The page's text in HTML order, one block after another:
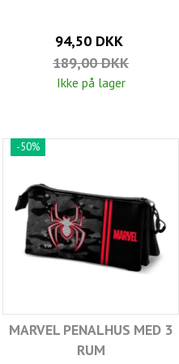
94,50 DKK
189,00 DKK
Ikke på lager
-50%
MARVEL PENALHUS MED 3
RUM